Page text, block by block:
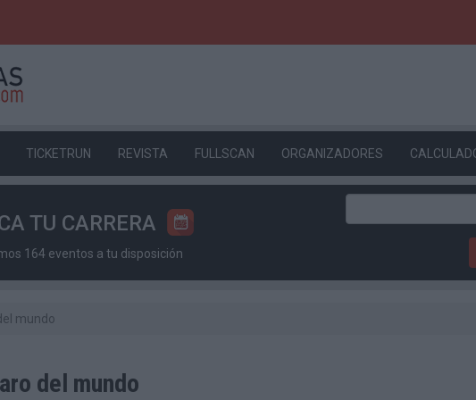
TICKETRUN REVISTA FULLSCAN ORGANIZADORES
TU CARRERA
164 eventos a tu disposición
mundo
del mundo